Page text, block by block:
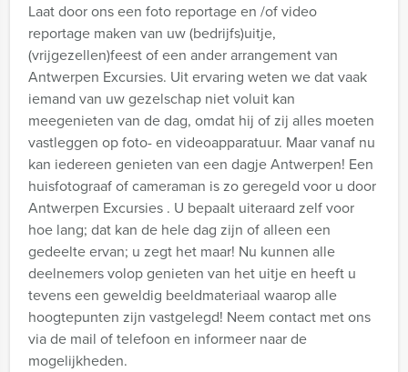
Laat door ons een foto reportage en /of video
reportage maken van uw (bedrijfs)uitje,
(vrijgezellen)feest of een ander arrangement van
Antwerpen Excursies. Uit ervaring weten we dat vaak
iemand van uw gezelschap niet voluit kan
meegenieten van de dag, omdat hij of zij alles moeten
vastleggen op foto- en videoapparatuur. Maar vanaf nu
kan iedereen genieten van een dagje Antwerpen! Een
huisfotograaf of cameraman is zo geregeld voor u door
Antwerpen Excursies . U bepaalt uiteraard zelf voor
hoe lang; dat kan de hele dag zijn of alleen een
gedeelte ervan; u zegt het maar! Nu kunnen alle
deelnemers volop genieten van het uitje en heeft u
tevens een geweldig beeldmateriaal waarop alle
hoogtepunten zijn vastgelegd! Neem contact met ons
via de mail of telefoon en informeer naar de
mogelijkheden.